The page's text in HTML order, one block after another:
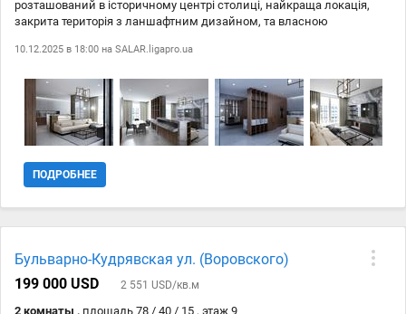
розташований в історичному центрі столиці, найкраща локація,
закрита територія з ланшафтним дизайном, та власною
ресторани, салони. Доступ тільки для резидентів, двір закритий
найкраща три кімнатна квартиа на 5 поверсі, 102,18 кв.м. В
подаунок Авторський дизайн- проект від найкращого дизайнера м.
Києва. Функціональне планування: простора кухня-вітальня з
панорамними вікнами, майстер-спальня з с/вузлом, велика
квартирі зроблено частково ремонтні роботи: змонтовано система
кондиціонування, розведена електрика, та сантехніка, встановлені
10.12.2025 в 18:00 на SALAR.ligapro.ua
ПОДРОБНЕЕ
Бульварно-Кудрявская ул. (Воровского)
199 000 USD
2 551 USD/кв.м
2 комнаты , площадь 78 / 40 / 15 , этаж 9